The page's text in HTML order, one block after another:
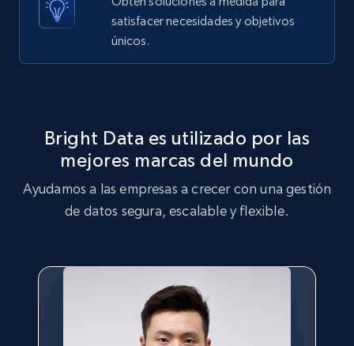
X (formerly Twitter) - Posts - Getting x
posts by array of profiles
posted, Photos, URL, Quoted post, and more.
TikTok - Profiles
Account id, Nickname, Biography, Awg
and more.
963+ Prueba gratuita
satisfacer necesidades y objetivos
únicos.
Bright Data es utilizado por las
mejores marcas del mundo
Ayudamos a las empresas a crecer con una gestión
de datos segura, escalable y flexible.